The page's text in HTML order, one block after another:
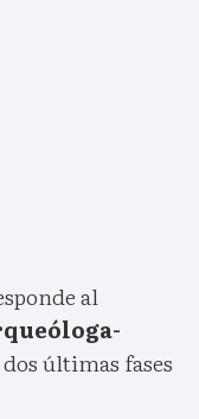
al
últimas fases